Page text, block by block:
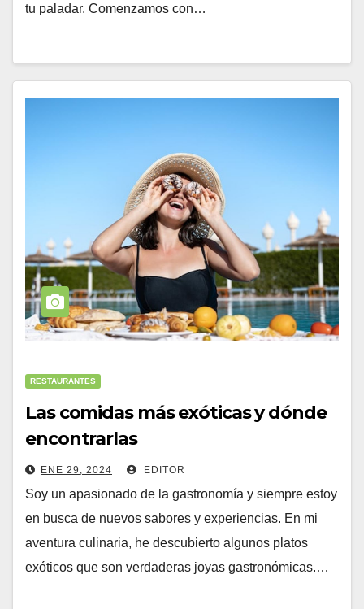
tu paladar. Comenzamos con…
RESTAURANTES
Las comidas más exóticas y dónde
encontrarlas
ENE 29, 2024 EDITOR
Soy un apasionado de la gastronomía y siempre estoy
en busca de nuevos sabores y experiencias. En mi
aventura culinaria, he descubierto algunos platos
exóticos que son verdaderas joyas gastronómicas.…